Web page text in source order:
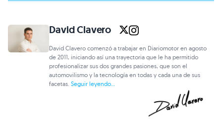
David Clavero
David Clavero comenzó a trabajar en Diariomotor en agosto
de 2011, iniciando así una trayectoria que le ha permitido
profesionalizar sus dos grandes pasiones, que son el
automovilismo y la tecnología en todas y cada una de sus
facetas.Seguir leyendo...